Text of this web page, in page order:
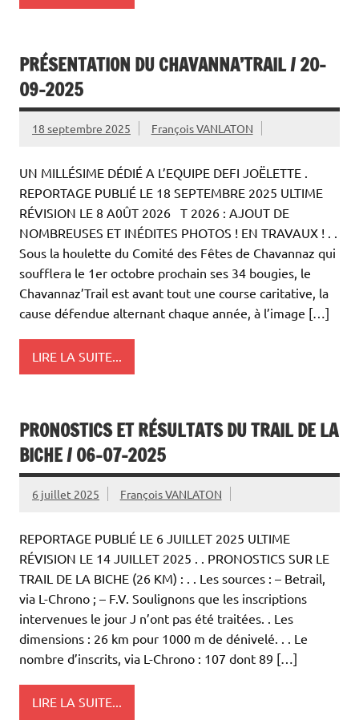
PRÉSENTATION DU CHAVANNA’TRAIL / 20-
09-2025
18 septembre 2025 François VANLATON
UN MILLÉSIME DÉDIÉ A L’EQUIPE DEFI JOËLETTE .
REPORTAGE PUBLIÉ LE 18 SEPTEMBRE 2025 ULTIME
RÉVISION LE 8 A0ÛT 2026 T 2026 : AJOUT DE
NOMBREUSES ET INÉDITES PHOTOS ! EN TRAVAUX ! . .
Sous la houlette du Comité des Fêtes de Chavannaz qui
soufflera le 1er octobre prochain ses 34 bougies, le
Chavannaz’Trail est avant tout une course caritative, la
cause défendue alternant chaque année, à l’image […]
LIRE LA SUITE...
PRONOSTICS ET RÉSULTATS DU TRAIL DE LA
BICHE / 06-07-2025
6 juillet 2025 François VANLATON
REPORTAGE PUBLIÉ LE 6 JUILLET 2025 ULTIME
RÉVISION LE 14 JUILLET 2025 . . PRONOSTICS SUR LE
TRAIL DE LA BICHE (26 KM) : . . Les sources : – Betrail,
via L-Chrono ; – F.V. Soulignons que les inscriptions
intervenues le jour J n’ont pas été traitées. . Les
dimensions : 26 km pour 1000 m de dénivelé. . . Le
nombre d’inscrits, via L-Chrono : 107 dont 89 […]
LIRE LA SUITE...